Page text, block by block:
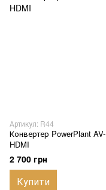
Артикул: R44
Конвертер PowerPlant AV-
HDMI
2 700 грн
Купити